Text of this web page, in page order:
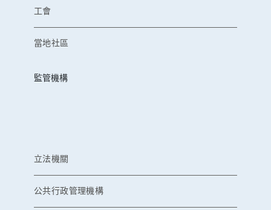
工會
當地社區
監管機構
立法機關
公共行政管理機構